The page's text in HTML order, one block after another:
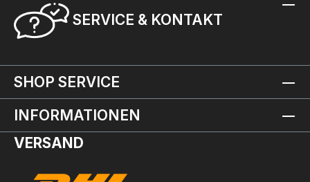
SERVICE & KONTAKT
SHOP SERVICE
INFORMATIONEN
VERSAND